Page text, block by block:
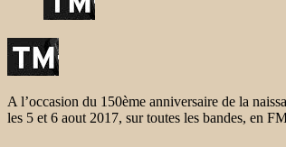
A l’occasion du 150ème anniversaire de la
les 5 et 6 aout 2017, sur toutes les bandes, en